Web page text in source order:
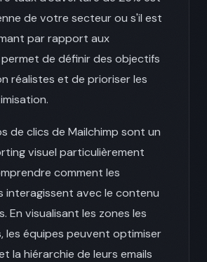
de votre secteur ou s'il est
par rapport aux
de définir des objectifs
réalistes et de prioriser les
de clics de Mailchimp sont un
visuel particulièrement
comment les
interagissent avec le contenu
En visualisant les zones les
les équipes peuvent optimiser
la hiérarchie de leurs emails